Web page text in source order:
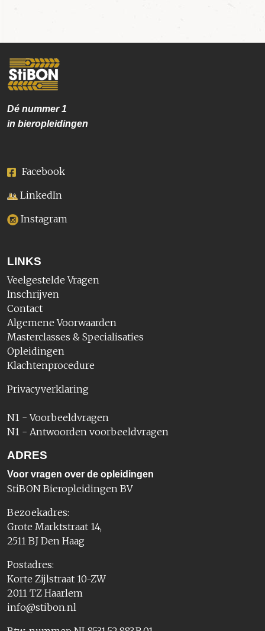
Dé nummer1
in bieropleidingen
Facebook
LinkedIn
Instagram
LINKS
Veelgestelde Vragen
Inschrijven
Contact
Algemene Voorwaarden
Masterclasses & Specialisaties
Opleidingen
Klachtenprocedure
Privacyverklaring
N1 - Voorbeeldvragen
N1 - Antwoorden voorbeeldvragen
ADRES
Voor vragen over de opleidingen
StiBON Bieropleidingen BV
Bezoekadres:
Grote Marktstraat 14,
2511 BJ Den Haag
Postadres:
Korte Zijlstraat 10-ZW
2011 TZ Haarlem
info@stibon.nl